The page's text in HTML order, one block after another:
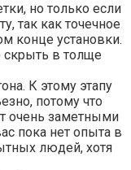
но только если
так как точечное
конце установки.
в толще
К этому этапу
потому что
очень заметными
пока нет опыта в
людей, хотя